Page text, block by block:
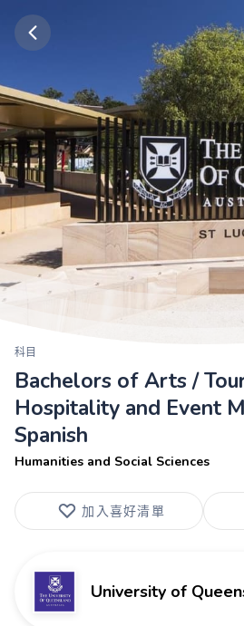
科目
Bachelors of Arts /
Hospitality and Event
Spanish
Humanities and Social Sciences
加入喜好清單
University of